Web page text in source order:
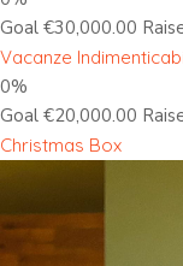
Goal €30,000.00
Vacanze
0%
Goal €20,000.00
Christmas Box